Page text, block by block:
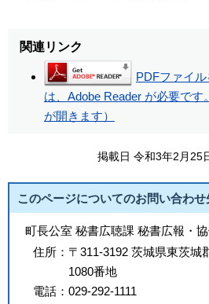
関連リンク
PDFファイ
は、Adobe Reader が必要です
が開きます）
掲載日 令和3年2月25
このページについてのお問い合わせ
町長公室 秘書広聴課 秘書広報・
住所： 〒311-3192 茨城県東茨城
1080番地
電話： 029-292-1111